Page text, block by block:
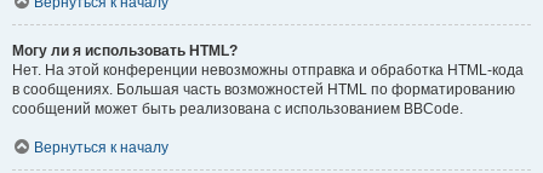
Могу ли я использовать HTML?
Нет. На этой конференции невозможны отправка и обработка HTML-кода
в сообщениях. Большая часть возможностей HTML по форматированию
сообщений может быть реализована с использованием BBCode.
Вернуться к началу